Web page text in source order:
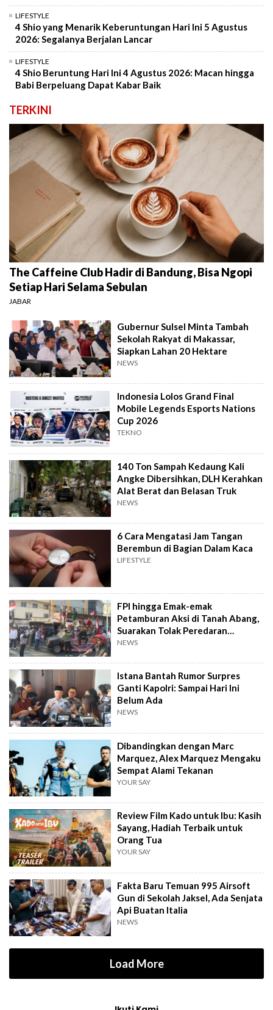
LIFESTYLE
4 Shio yang Menarik Keberuntungan Hari Ini 5 Agustus
2026: Segalanya Berjalan Lancar
LIFESTYLE
4 Shio Beruntung Hari Ini 4 Agustus 2026: Macan hingga
Babi Berpeluang Dapat Kabar Baik
TERKINI
The Caffeine Club Hadir di Bandung, Bisa Ngopi
Setiap Hari Selama Sebulan
JABAR
Gubernur Sulsel Minta Tambah
Sekolah Rakyat di Makassar,
Siapkan Lahan 20 Hektare
NEWS
Indonesia Lolos Grand Final
Mobile Legends Esports Nations
Cup 2026
TEKNO
140 Ton Sampah Kedaung Kali
Angke Dibersihkan, DLH Kerahkan
Alat Berat dan Belasan Truk
NEWS
6 Cara Mengatasi Jam Tangan
Berembun di Bagian Dalam Kaca
LIFESTYLE
FPI hingga Emak-emak
Petamburan Aksi di Tanah Abang,
Suarakan Tolak Peredaran
Tramadol
NEWS
Istana Bantah Rumor Surpres
Ganti Kapolri: Sampai Hari Ini
Belum Ada
NEWS
Dibandingkan dengan Marc
Marquez, Alex Marquez Mengaku
Sempat Alami Tekanan
YOUR SAY
Review Film Kado untuk Ibu: Kasih
Sayang, Hadiah Terbaik untuk
Orang Tua
YOUR SAY
Fakta Baru Temuan 995 Airsoft
Gun di Sekolah Jaksel, Ada Senjata
Api Buatan Italia
NEWS
Load More